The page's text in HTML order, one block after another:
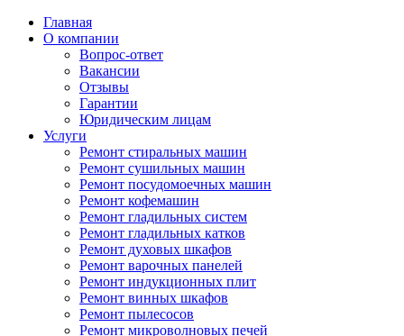
Главная
О компании
Вопрос-ответ
Вакансии
Отзывы
Гарантии
Юридическим лицам
Услуги
Ремонт стиральных машин
Ремонт сушильных машин
Ремонт посудомоечных машин
Ремонт кофемашин
Ремонт гладильных систем
Ремонт гладильных катков
Ремонт духовых шкафов
Ремонт варочных панелей
Ремонт индукционных плит
Ремонт винных шкафов
Ремонт пылесосов
Ремонт микроволновых печей